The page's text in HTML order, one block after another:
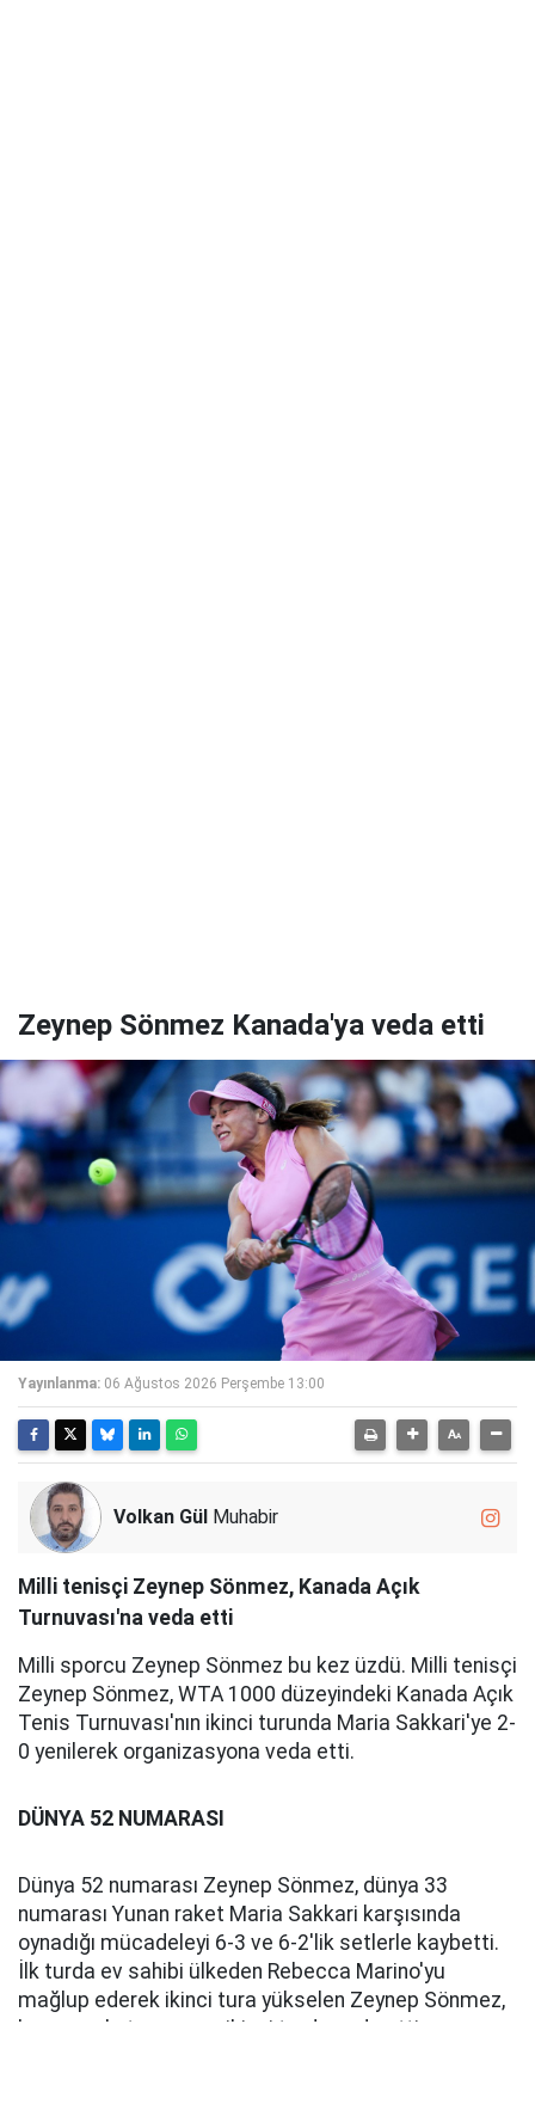
Zeynep Sönmez Kanada'ya veda etti
Yayınlanma: 06 Ağustos 2026 Perşembe 13:00
Volkan Gül Muhabir
Milli tenisçi Zeynep Sönmez, Kanada Açık
Turnuvası'na veda etti
Milli sporcu Zeynep Sönmez bu kez üzdü. Milli tenisçi
Zeynep Sönmez, WTA 1000 düzeyindeki Kanada Açık
Tenis Turnuvası'nın ikinci turunda Maria Sakkari'ye 2-
0 yenilerek organizasyona veda etti.
DÜNYA 52 NUMARASI
Dünya 52 numarası Zeynep Sönmez, dünya 33
numarası Yunan raket Maria Sakkari karşısında
oynadığı mücadeleyi 6-3 ve 6-2'lik setlerle kaybetti.
İlk turda ev sahibi ülkeden Rebecca Marino'yu
mağlup ederek ikinci tura yükselen Zeynep Sönmez,
bu sonuçla turnuvaya ikinci turda veda etti.